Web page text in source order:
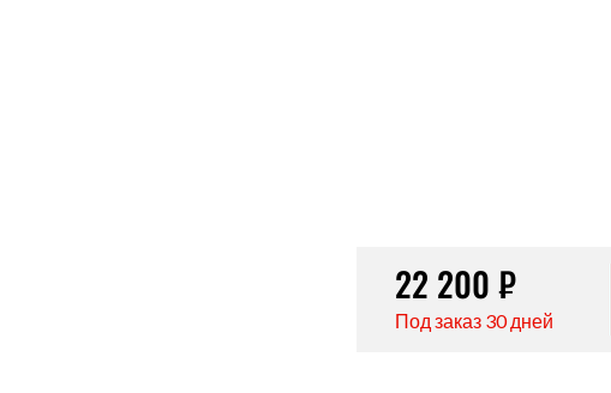
22 200 ₽
Под заказ 30 дней